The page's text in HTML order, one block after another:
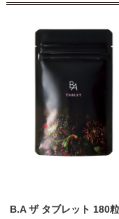
B.A ザ タブレット 180粒